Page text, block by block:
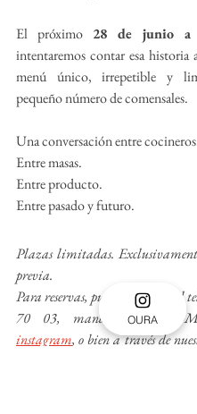
El próximo 28 de junio a
intentaremos contar esa historia
menú único, irrepetible y
pequeño número de comensales.
Una conversación entre
Entre masas.
Entre producto.
Entre pasado y futuro.
Plazas limitadas.
previa.
Para reservas, pueden llamar al
instagram, o bien a través de
OURA